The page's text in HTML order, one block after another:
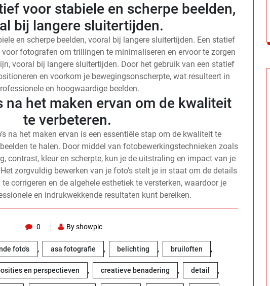
voor stabiele en scherpe beelden,
bij langere sluitertijden.
en scherpe beelden, vooral bij langere sluitertijden. Een statief
fotografen om trillingen te minimaliseren en ervoor te zorgen
vooral bij langere sluitertijden. Door het gebruik van een statief
en voorkom je bewegingsonscherpte, wat resulteert in
en hoogwaardige beelden.
na het maken ervan om de kwaliteit
te verbeteren.
na het maken ervan is een essentiële stap om de kwaliteit te
te halen. Door middel van fotobewerkingstechnieken zoals
contrast, kleur en scherpte, kun je de uitstraling en impact van je
zorgvuldig bewerken van je foto’s stelt je in staat om de details
corrigeren en de algehele esthetiek te versterken, waardoor je
en indrukwekkende resultaten kunt bereiken.
0 By showpic
foto's , asa fotografie , belichting , bruiloften ,
en perspectieven , creatieve benadering , detail ,